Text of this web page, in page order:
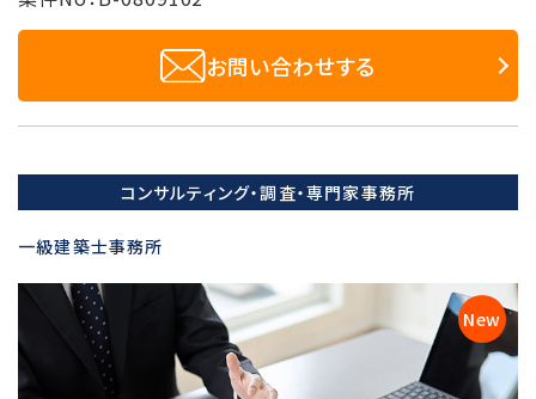
お問い合わせする
コンサルティング・調査・専門家事務所
一級建築士事務所